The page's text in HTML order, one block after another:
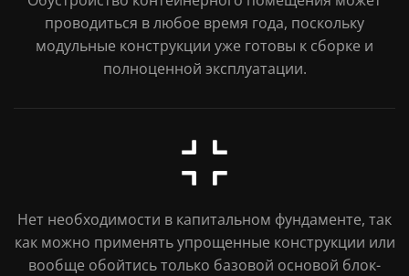
проводиться в любое время года, поскольку
модульные конструкции уже готовы к сборке и
полноценной эксплуатации.
Нет необходимости в капитальном фундаменте, так
как можно применять упрощенные конструкции или
вообще обойтись только базовой основой блок-